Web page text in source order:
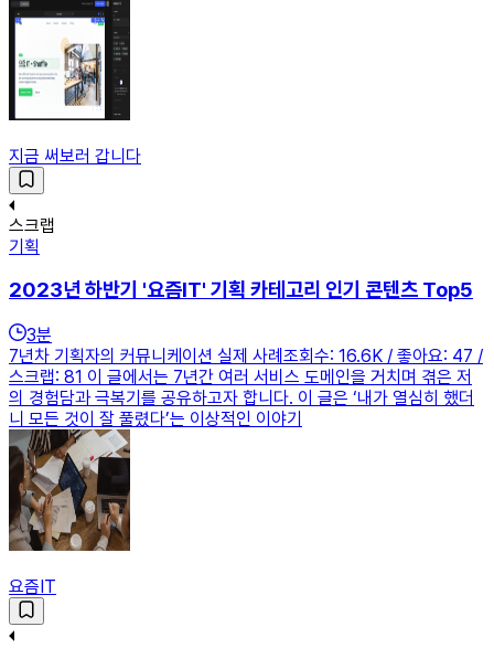
지금 써보러 갑니다
스크랩
기획
2023년 하반기 '요즘IT' 기획 카테고리 인기 콘텐츠 Top5
3분
7년차 기획자의 커뮤니케이션 실제 사례조회수: 16.6K / 좋아요: 47 /
스크랩: 81 이 글에서는 7년간 여러 서비스 도메인을 거치며 겪은 저
의 경험담과 극복기를 공유하고자 합니다. 이 글은 ‘내가 열심히 했더
니 모든 것이 잘 풀렸다’는 이상적인 이야기
요즘IT